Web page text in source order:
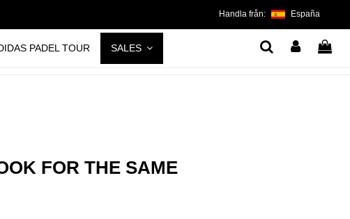
Handla från: España
PADEL TOUR SALES
FOR THE SAME